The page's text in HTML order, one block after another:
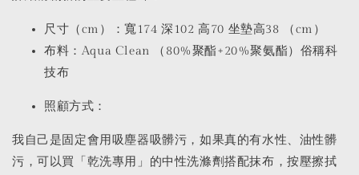
尺寸（cm）：寬174 深102 高70 坐墊高38 （cm）
布料：Aqua Clean （80%聚酯+20%聚氨酯）俗稱科
技布
照顧方式：
我自己是固定會用吸塵器吸髒污，如果真的有水性、油性髒
污，可以買「乾洗專用」的中性洗滌劑搭配抹布，按壓擦拭